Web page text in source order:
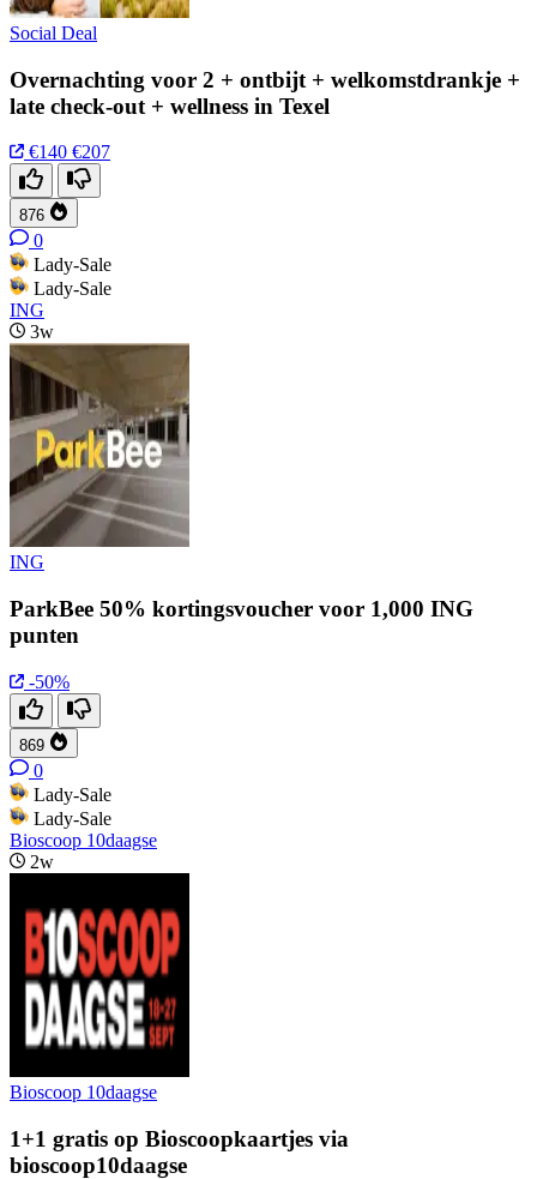
Social Deal
Overnachting voor 2 + ontbijt + welkomstdrankje +
late check-out + wellness in Texel
€140 €207
876
0
Lady-Sale
Lady-Sale
ING
3w
ING
ParkBee 50% kortingsvoucher voor 1,000 ING
punten
-50%
869
0
Lady-Sale
Lady-Sale
Bioscoop 10daagse
2w
Bioscoop 10daagse
1+1 gratis op Bioscoopkaartjes via
bioscoop10daagse